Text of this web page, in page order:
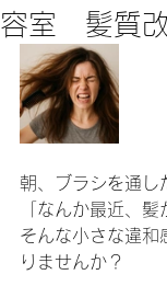
容室 髪質
朝、ブラシを通し
「なんか最近、
そんな小さな違和
りませんか？